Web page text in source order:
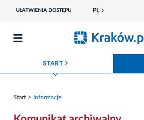
UŁATWIENIA DOSTĘPU PL
START ROZWIŃ MENU
Start Informacje